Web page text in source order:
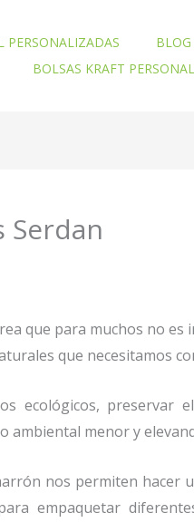
PERSONALIZADAS BLOG
BOLSAS KRAFT
Serdan
que para muchos no
que necesitamos
ecológicos, preservar
menor y
nos permiten hacer
empaquetar